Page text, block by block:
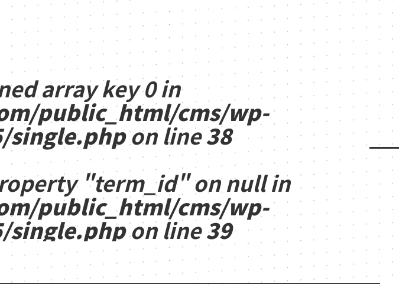
array key 0 in
public_html/cms/wp-
single.phpon line38
"term_id" on null in
public_html/cms/wp-
single.phpon line39